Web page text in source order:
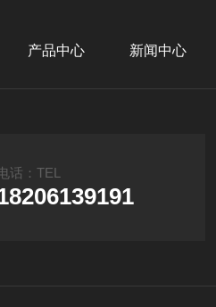
产品中心 新闻中心
话：TEL